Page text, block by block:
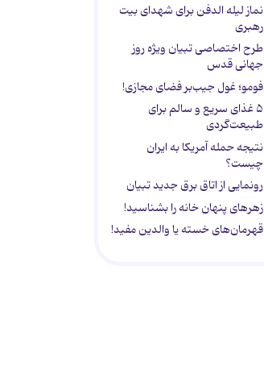
نماز لیله الدفن برای شهدای بیت
رهبری
طرح اختصاصی تبیان ویژه روز
جهانی قدس
فومو؛ غول جیب‌بر فضای مجازی!
۵ غذای سریع و سالم برای
طبیعت‌گردی
نتیجه حمله آمریکا به ایران
چیست؟
رونمایی از اتاق برق جدید تبیان
زهرهای پنهان خانه را بشناسید!
قهرمان‌های خسته یا والدین مفید!